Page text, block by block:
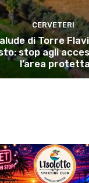
CERVETERI
di Torre
stop agli
l’area